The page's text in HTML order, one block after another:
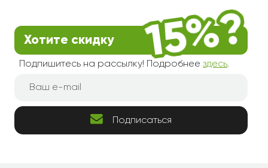
Хотите скидку
Подпишитесь на рассылку! Подробнее здесь.
Подписаться